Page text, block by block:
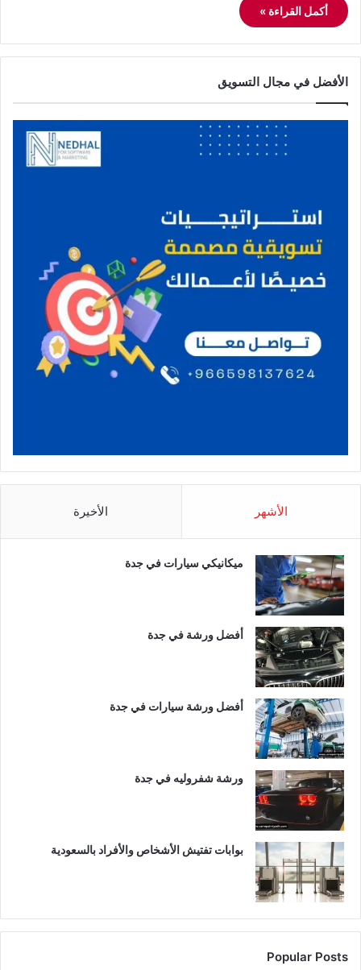
أكمل القراءة »
الأفضل في مجال التسويق
الأشهر الأخيرة
ميكانيكي سيارات في جدة
أفضل ورشة في جدة
أفضل ورشة سيارات في جدة
ورشة شفروليه في جدة
بوابات تفتيش الأشخاص والأفراد بالسعودية
Popular Posts